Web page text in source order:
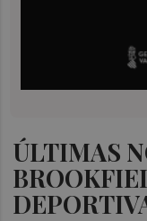
ÚLTIMAS